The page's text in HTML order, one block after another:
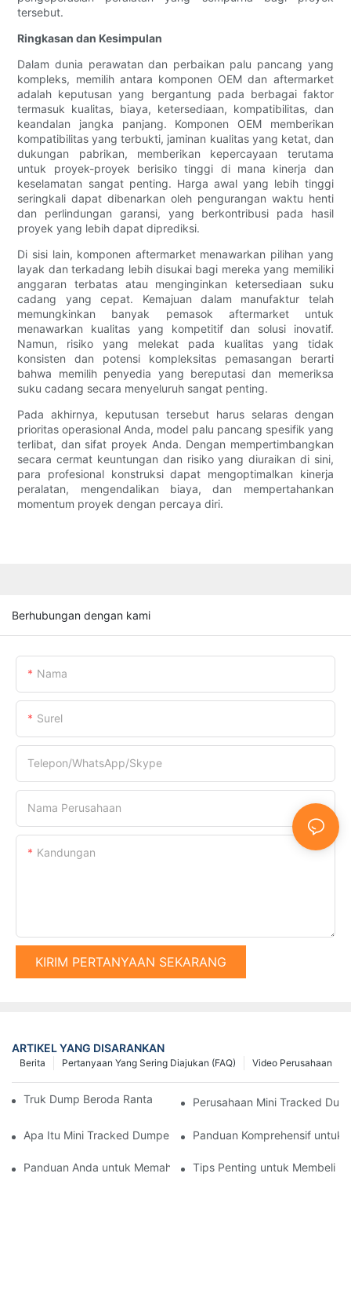
tersebut.
Ringkasan dan Kesimpulan
Dalam dunia perawatan dan perbaikan palu pancang yang
kompleks, memilih antara komponen OEM dan aftermarket
adalah keputusan yang bergantung pada berbagai faktor
termasuk kualitas, biaya, ketersediaan, kompatibilitas, dan
keandalan jangka panjang. Komponen OEM memberikan
kompatibilitas yang terbukti, jaminan kualitas yang ketat, dan
dukungan pabrikan, memberikan kepercayaan terutama
untuk proyek-proyek berisiko tinggi di mana kinerja dan
keselamatan sangat penting. Harga awal yang lebih tinggi
seringkali dapat dibenarkan oleh pengurangan waktu henti
dan perlindungan garansi, yang berkontribusi pada hasil
proyek yang lebih dapat diprediksi.
Di sisi lain, komponen aftermarket menawarkan pilihan yang
layak dan terkadang lebih disukai bagi mereka yang memiliki
anggaran terbatas atau menginginkan ketersediaan suku
cadang yang cepat. Kemajuan dalam manufaktur telah
memungkinkan banyak pemasok aftermarket untuk
menawarkan kualitas yang kompetitif dan solusi inovatif.
Namun, risiko yang melekat pada kualitas yang tidak
konsisten dan potensi kompleksitas pemasangan berarti
bahwa memilih penyedia yang bereputasi dan memeriksa
suku cadang secara menyeluruh sangat penting.
Pada akhirnya, keputusan tersebut harus selaras dengan
prioritas operasional Anda, model palu pancang spesifik yang
terlibat, dan sifat proyek Anda. Dengan mempertimbangkan
secara cermat keuntungan dan risiko yang diuraikan di sini,
para profesional konstruksi dapat mengoptimalkan kinerja
peralatan, mengendalikan biaya, dan mempertahankan
momentum proyek dengan percaya diri.
Berhubungan dengan kami
Nama
Surel
Telepon/WhatsApp/Skype
Nama Perusahaan
Kandungan
KIRIM PERTANYAAN SEKARANG
ARTIKEL YANG DISARANKAN
Video Perusahaan
Pertanyaan Yang Sering Diajukan (FAQ)
Berita
Truk Dump Beroda Rantai Terbaik di Pasaran Saat Ini
Perusahaan Mini Tracked
Apa Itu Mini Tracked Dumper dan Apa Manfaatnya?
Panduan Komprehensif untuk
Panduan Anda untuk Memahami Pemasok Palu Tiang Hidrolik
Tips Penting untuk Membeli